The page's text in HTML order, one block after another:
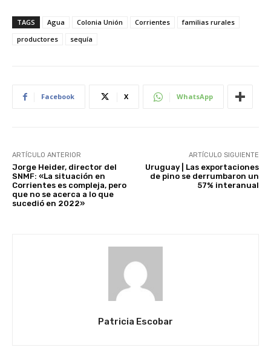
TAGS Agua Colonia Unión Corrientes
familias rurales
productores
sequía
Facebook X WhatsApp
ARTÍCULO ANTERIOR
Jorge Heider, director del
SNMF: «La situación en
Corrientes es compleja, pero
que no se acerca a lo que
sucedió en 2022»
ARTÍCULO SIGUIENTE
Uruguay | Las exportaciones
de pino se derrumbaron un
57% interanual
Patricia Escobar